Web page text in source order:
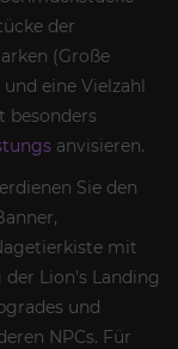
der
(Große
eine Vielzahl
besonders
anvisieren.
Sie den
mit
Lion's Landing
und
NPCs. Für